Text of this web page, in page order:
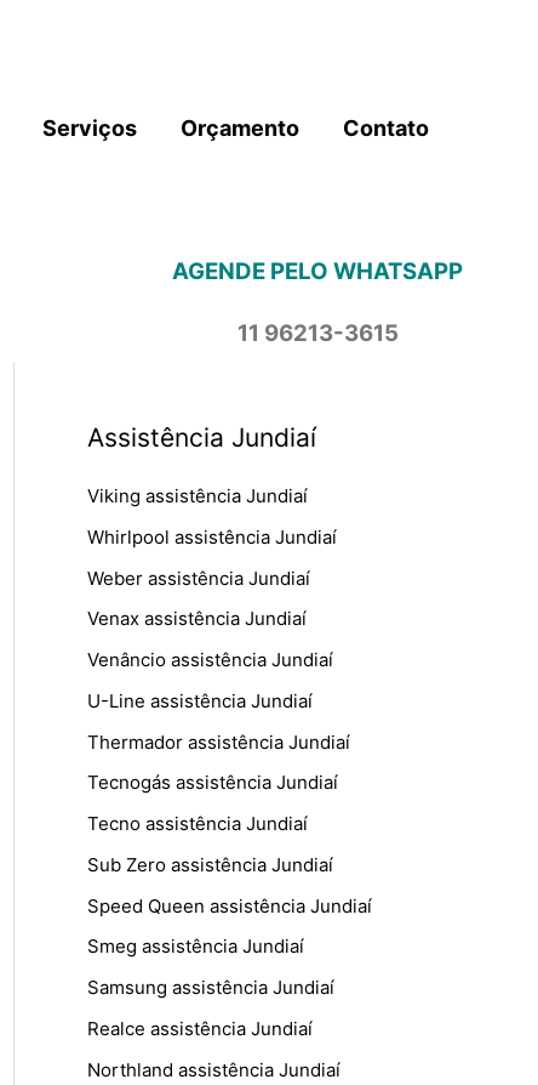
Serviços Orçamento Contato
AGENDE PELO WHATSAPP
11 96213-3615
Assistência Jundiaí
Viking assistência Jundiaí
Whirlpool assistência Jundiaí
Weber assistência Jundiaí
Venax assistência Jundiaí
Venâncio assistência Jundiaí
U-Line assistência Jundiaí
Thermador assistência Jundiaí
Tecnogás assistência Jundiaí
Tecno assistência Jundiaí
Sub Zero assistência Jundiaí
Speed Queen assistência Jundiaí
Smeg assistência Jundiaí
Samsung assistência Jundiaí
Realce assistência Jundiaí
Northland assistência Jundiaí